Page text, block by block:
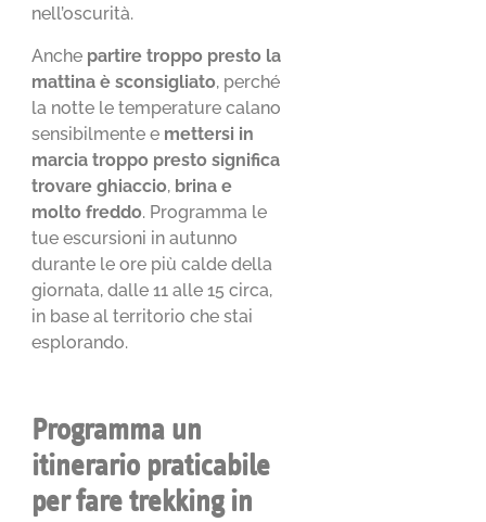
nell’oscurità.
Anche partire troppo presto la
mattina è sconsigliato, perché
la notte le temperature calano
sensibilmente e mettersi in
marcia troppo presto significa
trovare ghiaccio, brina e
molto freddo. Programma le
tue escursioni in autunno
durante le ore più calde della
giornata, dalle 11 alle 15 circa,
in base al territorio che stai
esplorando.
Programma un
itinerario praticabile
per fare trekking in